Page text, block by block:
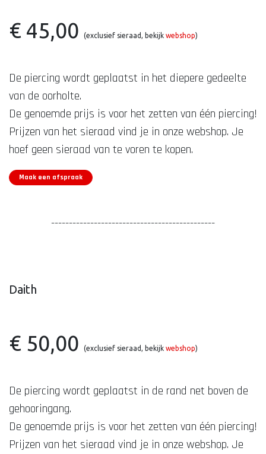
€ 45,00 (exclusief sieraad, bekijk webshop)
De piercing wordt geplaatst in het diepere gedeelte
van de oorholte.
De genoemde prijs is voor het zetten van één piercing!
Prijzen van het sieraad vind je in onze webshop. Je
hoef geen sieraad van te voren te kopen.
Maak een afspraak
----------------------------------------------
Daith
€ 50,00 (exclusief sieraad, bekijk webshop)
De piercing wordt geplaatst in de rand net boven de
gehooringang.
De genoemde prijs is voor het zetten van één piercing!
Prijzen van het sieraad vind je in onze webshop. Je